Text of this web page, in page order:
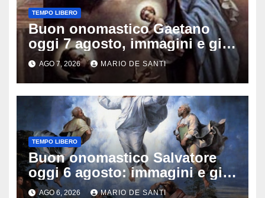
TEMPO LIBERO
Buon onomastico Gaetano
oggi 7 agosto, immagini e gif
di auguri da condividere sui
social
AGO 7, 2026 MARIO DE SANTI
TEMPO LIBERO
Buon onomastico Salvatore
oggi 6 agosto: immagini e gif
di auguri da condividere
AGO 6, 2026 MARIO DE SANTI